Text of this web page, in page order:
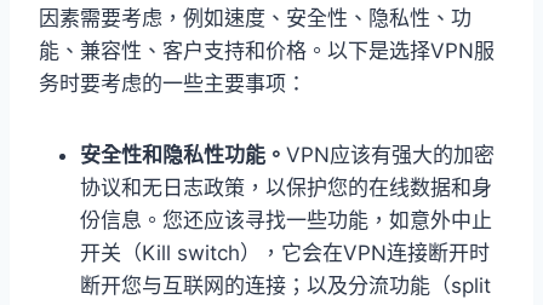
因素需要考虑，例如速度、安全性、隐私性、功
能、兼容性、客户支持和价格。以下是选择VPN服
务时要考虑的一些主要事项：
安全性和隐私性功能。 VPN应该有强大的加密
协议和无日志政策，以保护您的在线数据和身
份信息。您还应该寻找一些功能，如意外中止
开关（Kill switch），它会在VPN连接断开时
断开您与互联网的连接；以及分流功能（split